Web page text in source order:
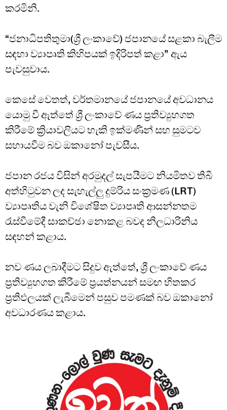
කරමිනි.
“ජනාධිපතිතුමා(ශ්‍රී ලංකාවේ) ජපානයේ සළකා බැලීම
සඳහා ව්‍යාපෘති කිහිපයක් ඉදිරිපත් කළා” ඇය
පැවසුවාය.
කෙසේ වෙතත්, වර්තමානයේ ජපානයේ අවධානය
යොමු වී ඇත්තේ ශ්‍රී ලංකාවේ ණය ප්‍රතිව්‍යුහගත
කිරීමේ ක්‍රියාවලියට හැකි ඉක්මණින් සහ සුමටව
සහායවීම බව ඔකානෝ පැවසීය.
ජපාන රජය විසින් අරමුදල් සැපයීමට නියමිතව තිබී
අත්හිටුවන ලද සැහැල්ලු දුම්රිය සංක්‍රමණ (LRT)
ව්‍යාපෘතිය වැනි විශේෂිත ව්‍යාපෘති ආසන්නතම
රැස්වීමේදී සාකච්ඡා නොකළ බවද නිලධාරිනිය
සඳහන් කළාය.
නව ණය ලබාදීමට සිදුව ඇත්තේ, ශ්‍රී ලංකාවේ ණය
ප්‍රතිව්‍යුහගත කිරීමේ ප්‍රයත්නයන් සමඟ හිතකර
ප්‍රතිඵලයක් ලැබීමෙන් පසුව පමණක් බව ඔකානෝ
අවධාරණය කළාය.